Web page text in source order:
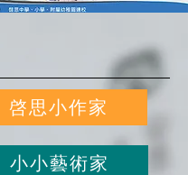
啓思小作家
小小藝術家